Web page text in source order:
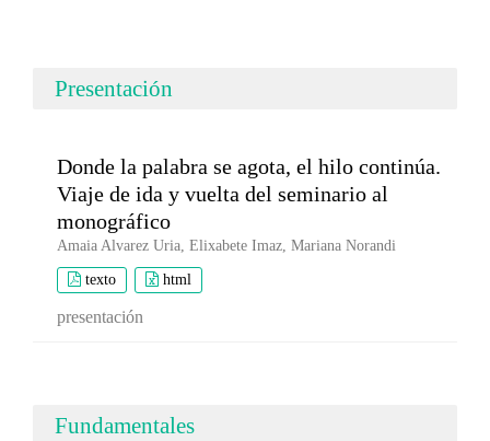
Presentación
Donde la palabra se agota, el hilo continúa.
Viaje de ida y vuelta del seminario al
monográfico
Amaia Alvarez Uria, Elixabete Imaz, Mariana Norandi
texto html
presentación
Fundamentales